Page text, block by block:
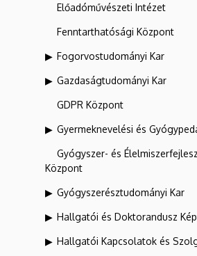
Előadóművészeti Intézet
Fenntarthatósági Központ
Fogorvostudományi Kar
Gazdaságtudományi Kar
GDPR Központ
Gyermeknevelési és
Gyógyszer- és
Központ
Gyógyszerésztudományi Kar
Hallgatói és Doktorandusz
Hallgatói Kapcsolatok és